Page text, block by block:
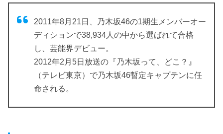
2011年8月21日、乃木坂46の1期生メンバーオー
ディションで38,934人の中から選ばれて合格
し、芸能界デビュー。
2012年2月5日放送の『乃木坂って、どこ？』
（テレビ東京）で乃木坂46暫定キャプテンに任
命される。